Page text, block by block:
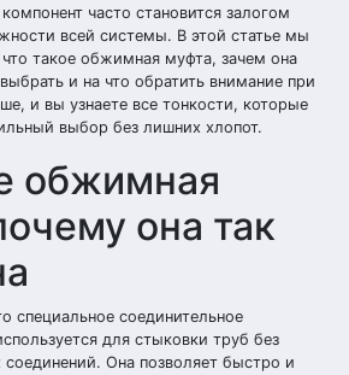
часто становится залогом
всей системы. В этой статье мы
такое обжимная муфта, зачем она
и на что обратить внимание при
и вы узнаете все тонкости, которые
выбор без лишних хлопот.
обжимная
она так
соединительное
для стыковки труб без
Она позволяет быстро и